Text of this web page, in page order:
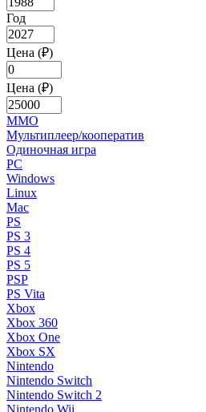
Год
Цена (₽)
Цена (₽)
MMO
Мультиплеер/кооператив
Одиночная игра
PC
Windows
Linux
Mac
PS
PS 3
PS 4
PS 5
PSP
PS Vita
Xbox
Xbox 360
Xbox One
Xbox SX
Nintendo
Nintendo Switch
Nintendo Switch 2
Nintendo Wii